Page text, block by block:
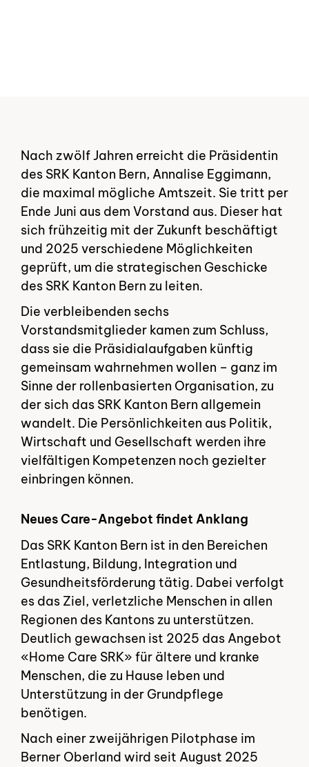
Nach zwölf Jahren erreicht die Präsidentin
des SRK Kanton Bern, Annalise Eggimann,
die maximal mögliche Amtszeit. Sie tritt per
Ende Juni aus dem Vorstand aus. Dieser hat
sich frühzeitig mit der Zukunft beschäftigt
und 2025 verschiedene Möglichkeiten
geprüft, um die strategischen Geschicke
des SRK Kanton Bern zu leiten.
Die verbleibenden sechs
Vorstandsmitglieder kamen zum Schluss,
dass sie die Präsidialaufgaben künftig
gemeinsam wahrnehmen wollen – ganz im
Sinne der rollenbasierten Organisation, zu
der sich das SRK Kanton Bern allgemein
wandelt. Die Persönlichkeiten aus Politik,
Wirtschaft und Gesellschaft werden ihre
vielfältigen Kompetenzen noch gezielter
einbringen können.
Neues Care-Angebot findet Anklang
Das SRK Kanton Bern ist in den Bereichen
Entlastung, Bildung, Integration und
Gesundheitsförderung tätig. Dabei verfolgt
es das Ziel, verletzliche Menschen in allen
Regionen des Kantons zu unterstützen.
Deutlich gewachsen ist 2025 das Angebot
«Home Care SRK» für ältere und kranke
Menschen, die zu Hause leben und
Unterstützung in der Grundpflege
benötigen.
Nach einer zweijährigen Pilotphase im
Berner Oberland wird seit August 2025